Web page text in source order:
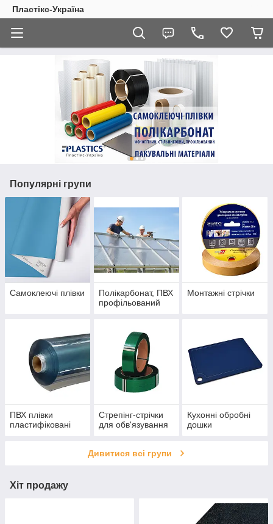
Пластікс-Україна
Популярні групи
Самоклеючі плівки
Полікарбонат, ПВХ
профільований
Монтажні стрічки
ПВХ плівки
пластифіковані
Стрепінг-стрічки
для обв'язування
Кухонні обробні
дошки
Дивитися всі групи
Хіт продажу